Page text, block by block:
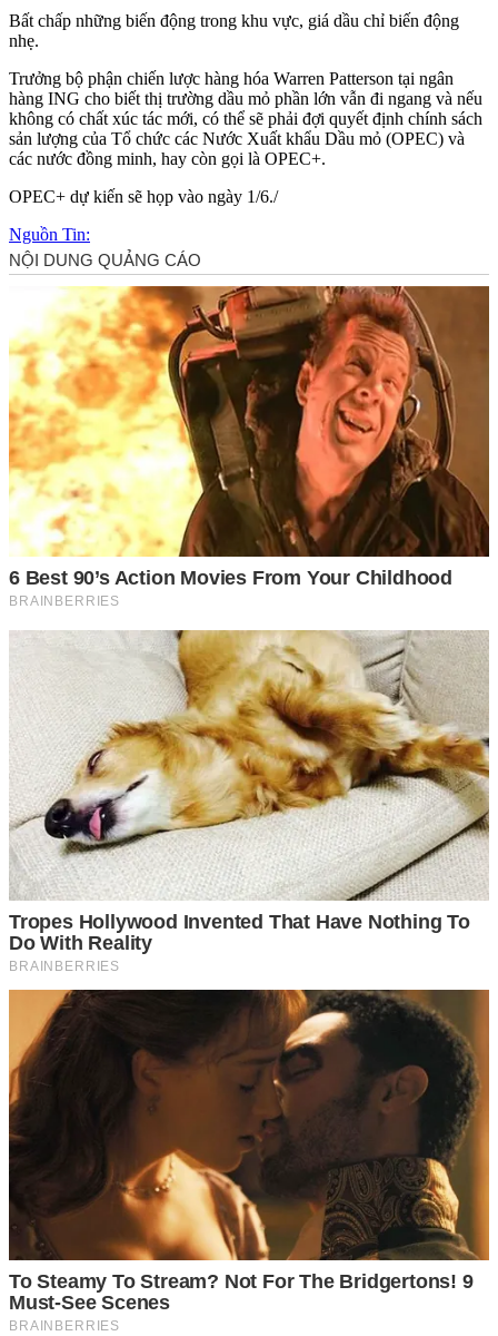
Bất chấp những biến động trong khu vực, giá dầu chỉ biến động
nhẹ.
Trưởng bộ phận chiến lược hàng hóa Warren Patterson tại ngân
hàng ING cho biết thị trường dầu mỏ phần lớn vẫn đi ngang và nếu
không có chất xúc tác mới, có thể sẽ phải đợi quyết định chính sách
sản lượng của Tổ chức các Nước Xuất khẩu Dầu mỏ (OPEC) và
các nước đồng minh, hay còn gọi là OPEC+.
OPEC+ dự kiến sẽ họp vào ngày 1/6./
Nguồn Tin: